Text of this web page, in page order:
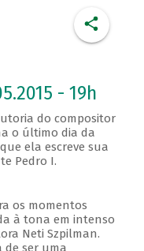
- 19h
do compositor
o último dia da
ela escreve sua
Pedro I.
os momentos
à tona em intenso
Neti Szpilman.